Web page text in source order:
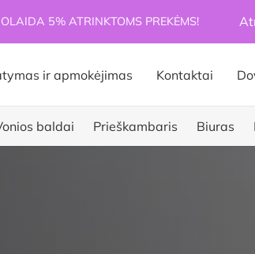
5% ATRINKTOMS PREKĖMS!
ir apmokėjimas Kontaktai
baldai Prieškambaris Biuras